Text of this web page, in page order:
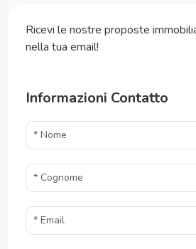
Ricevi le nostre proposte
nella tua email!
Informazioni Contatto